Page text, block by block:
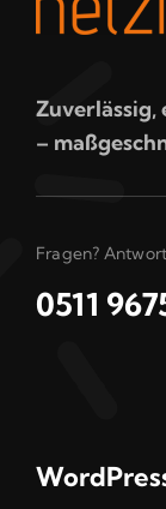
–
Fragen?
0511